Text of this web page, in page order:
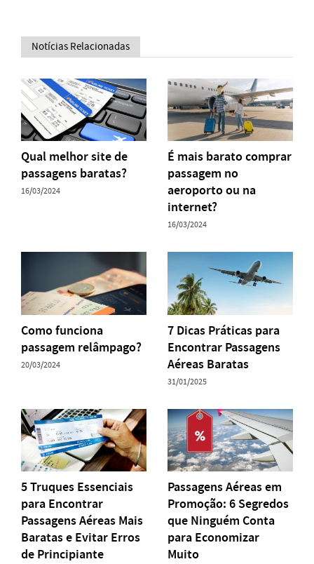
Notícias Relacionadas
Qual melhor site de
passagens baratas?
16/03/2024
É mais barato comprar
passagem no
aeroporto ou na
internet?
16/03/2024
Como funciona
passagem relâmpago?
20/03/2024
7 Dicas Práticas para
Encontrar Passagens
Aéreas Baratas
31/01/2025
5 Truques Essenciais
para Encontrar
Passagens Aéreas Mais
Baratas e Evitar Erros
de Principiante
Passagens Aéreas em
Promoção: 6 Segredos
que Ninguém Conta
para Economizar
Muito